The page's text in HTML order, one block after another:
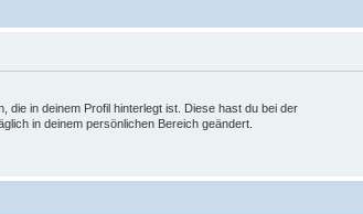
die in deinem Profil hinterlegt ist. Diese hast du bei der
in deinem persönlichen Bereich geändert.